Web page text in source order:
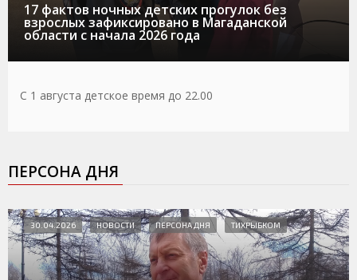
17 фактов ночных детских прогулок без
взрослых зафиксировано в Магаданской
области с начала 2026 года
С 1 августа детское время до 22.00
ПЕРСОНА ДНЯ
30.04.2026 НОВОСТИ ПЕРСОНА ДНЯ ТИХРЫБКОМ